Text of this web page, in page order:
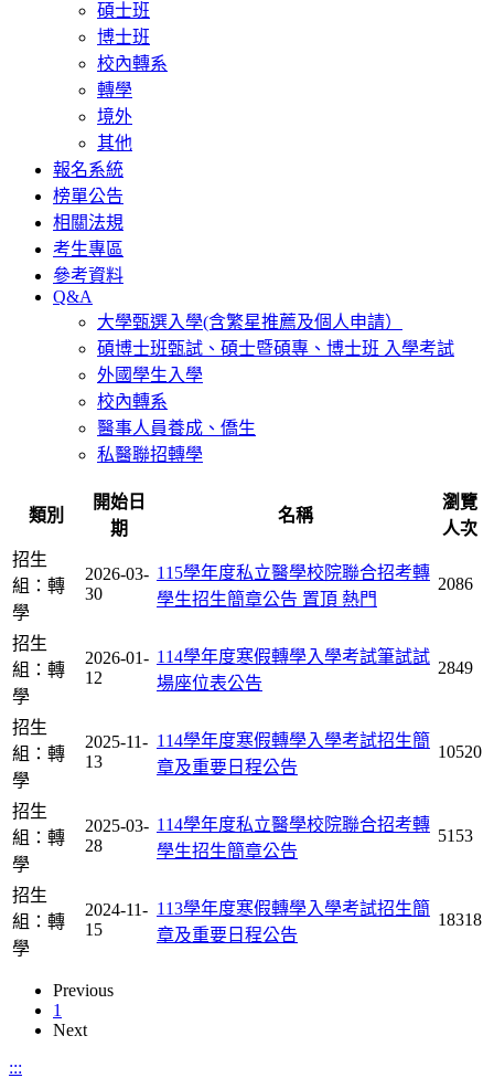
碩士班
博士班
校內轉系
轉學
境外
其他
報名系統
榜單公告
相關法規
考生專區
參考資料
Q&A
大學甄選入學(含繁星推薦及個人申請）
碩博士班甄試、碩士暨碩專、博士班 入學考試
外國學生入學
校內轉系
醫事人員養成、僑生
私醫聯招轉學
類別
開始日
期
名稱
瀏覽
人次
招生
組：轉
學
2026-03-
30
115學年度私立醫學校院聯合招考轉
學生招生簡章公告 置頂 熱門
2086
招生
組：轉
學
2026-01-
12
114學年度寒假轉學入學考試筆試試
場座位表公告
2849
招生
組：轉
學
2025-11-
13
114學年度寒假轉學入學考試招生簡
章及重要日程公告
10520
招生
組：轉
學
2025-03-
28
114學年度私立醫學校院聯合招考轉
學生招生簡章公告
5153
招生
組：轉
學
2024-11-
15
113學年度寒假轉學入學考試招生簡
章及重要日程公告
18318
Previous
1
Next
:::